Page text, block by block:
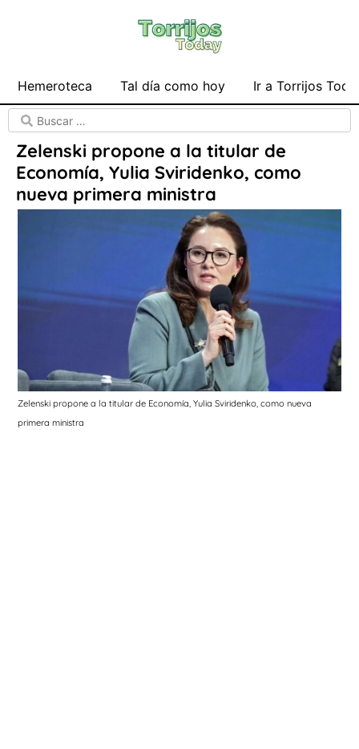
Hemeroteca Tal día como hoy Ir a Torrijos
Zelenski propone a la titular de
Economía, Yulia Sviridenko, como
nueva primera ministra
Zelenski propone a la titular de Economía, Yulia Sviridenko, como nueva
primera ministra